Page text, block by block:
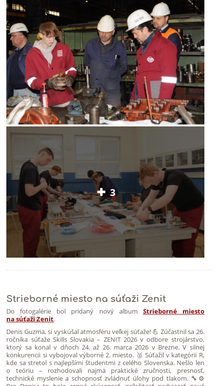
3
Strieborné miesto na súťaži Zenit
Do fotogalérie bol pridaný nový album Strieborné miesto
na súťaži Zenit.
Denis Guzma, si vyskúšal atmosféru veľkej súťaže! 💪 Zúčastnil sa 26.
ročníka súťaže Skills Slovakia – ZENIT 2026 v odbore strojárstvo,
ktorý sa konal v dňoch 24. až 26. marca 2026 v Brezne. V silnej
konkurencii si vybojoval výborné 2. miesto. 🥈 Súťažil v kategórii R,
kde sa stretol s najlepšími študentmi z celého Slovenska. Nešlo len
o teóriu – rozhodovali najmä praktické zručnosti, presnosť,
technické myslenie a schopnosť zvládnuť úlohy pod tlakom. 🔧⚙️